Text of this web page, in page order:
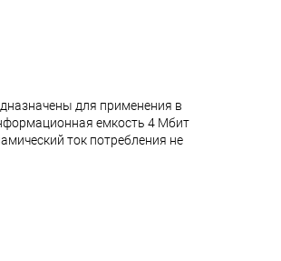
для применения в
емкость 4 Мбит
ток потребления не